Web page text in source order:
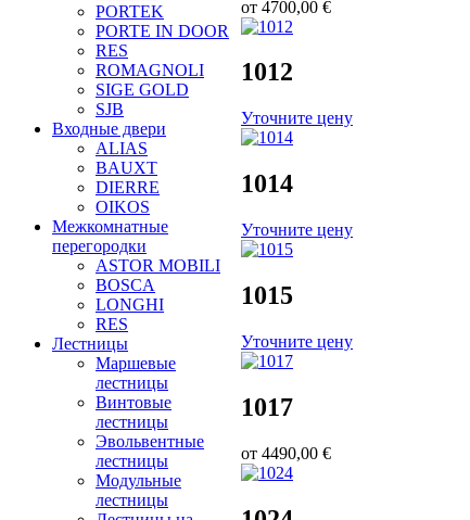
PORTEK
PORTE IN DOOR
RES
ROMAGNOLI
SIGE GOLD
SJB
Входные двери
ALIAS
BAUXT
DIERRE
OIKOS
Межкомнатные
перегородки
ASTOR MOBILI
BOSCA
LONGHI
RES
Лестницы
Маршевые
лестницы
Винтовые
лестницы
Эвольвентные
лестницы
Модульные
лестницы
от 4700,00 €
1012
Уточните цену
1014
Уточните цену
1015
Уточните цену
1017
от 4490,00 €